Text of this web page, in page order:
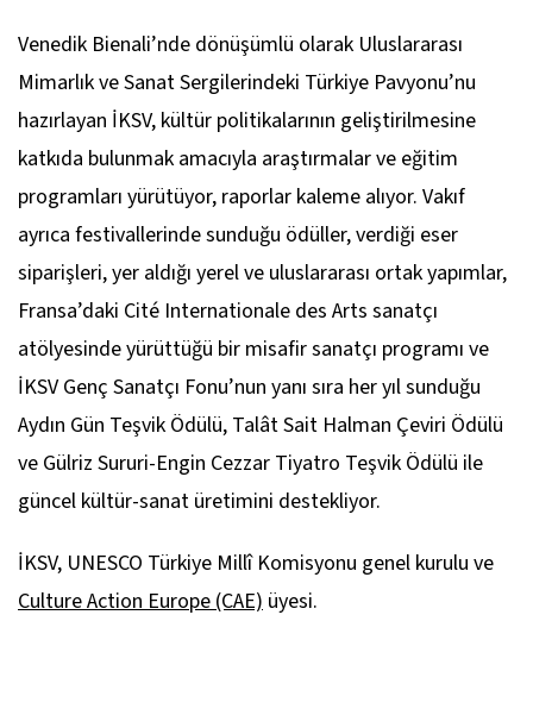
Venedik Bienali’nde dönüşümlü olarak Uluslararası
Mimarlık ve Sanat Sergilerindeki Türkiye Pavyonu’nu
hazırlayan İKSV, kültür politikalarının geliştirilmesine
katkıda bulunmak amacıyla araştırmalar ve eğitim
programları yürütüyor, raporlar kaleme alıyor. Vakıf
ayrıca festivallerinde sunduğu ödüller, verdiği eser
siparişleri, yer aldığı yerel ve uluslararası ortak yapımlar,
Fransa’daki Cité Internationale des Arts sanatçı
atölyesinde yürüttüğü bir misafir sanatçı programı ve
İKSV Genç Sanatçı Fonu’nun yanı sıra her yıl sunduğu
Aydın Gün Teşvik Ödülü, Talât Sait Halman Çeviri Ödülü
ve Gülriz Sururi-Engin Cezzar Tiyatro Teşvik Ödülü ile
güncel kültür-sanat üretimini destekliyor.
İKSV, UNESCO Türkiye Millî Komisyonu genel kurulu ve
Culture Action Europe (CAE) üyesi.